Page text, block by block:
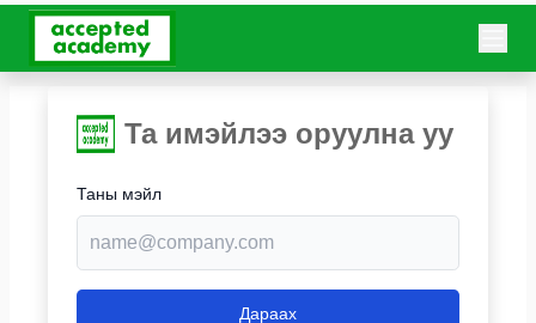
Та имэйлээ оруулна уу
Таны мэйл
Дараах